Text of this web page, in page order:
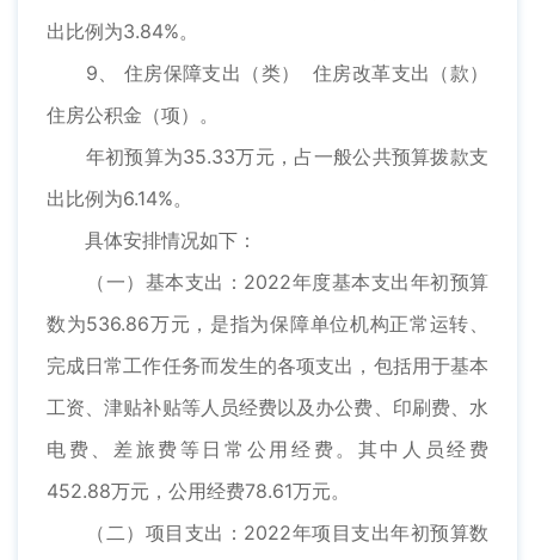
出比例为3.84%。
9、 住房保障支出（类） 住房改革支出（款）
住房公积金（项）。
年初预算为35.33万元，占一般公共预算拨款支
出比例为6.14%。
具体安排情况如下：
（一）基本支出：2022年度基本支出年初预算
数为536.86万元，是指为保障单位机构正常运转、
完成日常工作任务而发生的各项支出，包括用于基本
工资、津贴补贴等人员经费以及办公费、印刷费、水
电费、差旅费等日常公用经费。其中人员经费
452.88万元，公用经费78.61万元。
（二）项目支出：2022年项目支出年初预算数